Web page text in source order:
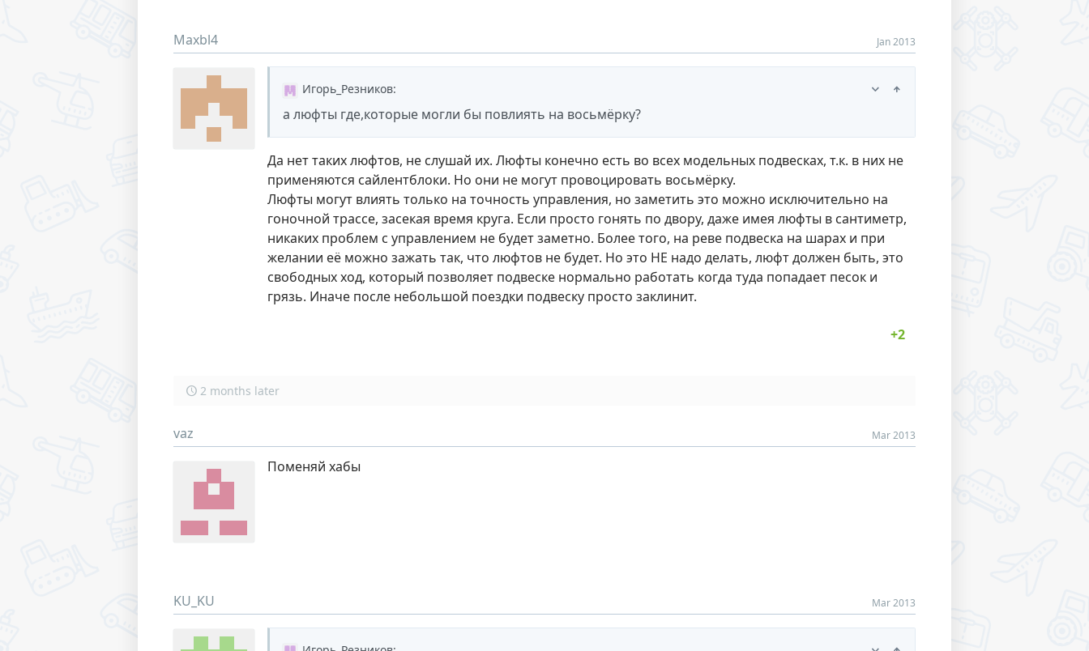
Maxbl4 Jan 2013
Игорь_Резников:
а люфты где,которые могли бы повлиять на восьмёрку?
Да нет таких люфтов, не слушай их. Люфты конечно есть во всех модельных подвесках, т.к. в них не
применяются сайлентблоки. Но они не могут провоцировать восьмёрку.
Люфты могут влиять только на точность управления, но заметить это можно исключительно на
гоночной трассе, засекая время круга. Если просто гонять по двору, даже имея люфты в сантиметр,
никаких проблем с управлением не будет заметно. Более того, на реве подвеска на шарах и при
желании её можно зажать так, что люфтов не будет. Но это НЕ надо делать, люфт должен быть, это
свободных ход, который позволяет подвеске нормально работать когда туда попадает песок и
грязь. Иначе после небольшой поездки подвеску просто заклинит.
2 months later
vaz Mar 2013
Поменяй хабы
KU_KU Mar 2013